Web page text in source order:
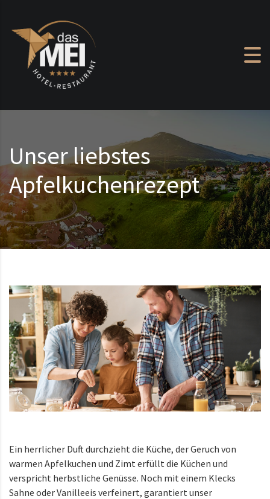
Unser liebstes
Apfelkuchenrezept
Ein herrlicher Duft durchzieht die Küche, der Geruch von
warmen Apfelkuchen und Zimt erfüllt die Küchen und
verspricht herbstliche Genüsse. Noch mit einem Klecks
Sahne oder Vanilleeis verfeinert, garantiert unser